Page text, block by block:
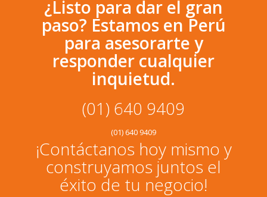
¿Listo para dar el gran
paso? Estamos en Perú
para asesorarte y
responder cualquier
inquietud.
(01) 640 9409
(01) 640 9409
¡Contáctanos hoy mismo y
construyamos juntos el
éxito de tu negocio!